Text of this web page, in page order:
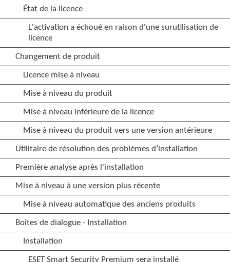
État de la licence
L'activation a échoué en raison d'une surutilisation de
licence
Changement de produit
Licence mise à niveau
Mise à niveau du produit
Mise à niveau inférieure de la licence
Mise à niveau du produit vers une version antérieure
Utilitaire de résolution des problèmes d’installation
Première analyse après l'installation
Mise à niveau à une version plus récente
Mise à niveau automatique des anciens produits
Boîtes de dialogue - Installation
Installation
ESET Smart Security Premium sera installé